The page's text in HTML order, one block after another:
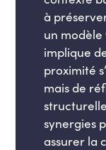
à
un
implique
proximité
mais de
synergies
assurer la